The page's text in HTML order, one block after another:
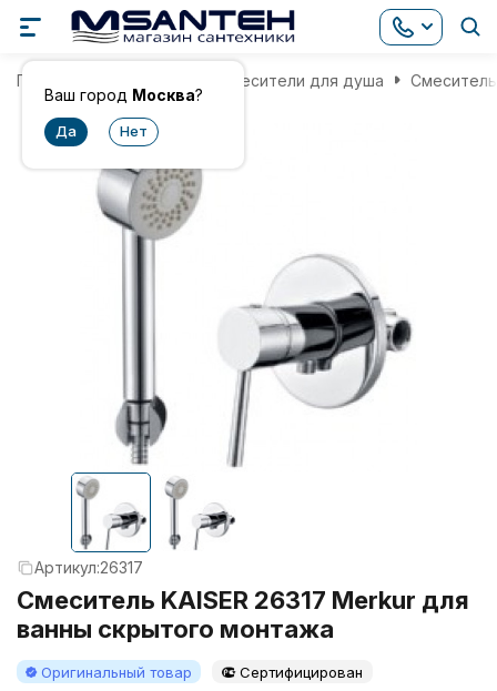
Ваш город Москва?
Главная Смесители для душа
Артикул:26317
Смеситель KAISER 26317 Merkur для
ванны скрытого монтажа
Оригинальный товар Сертифицирован